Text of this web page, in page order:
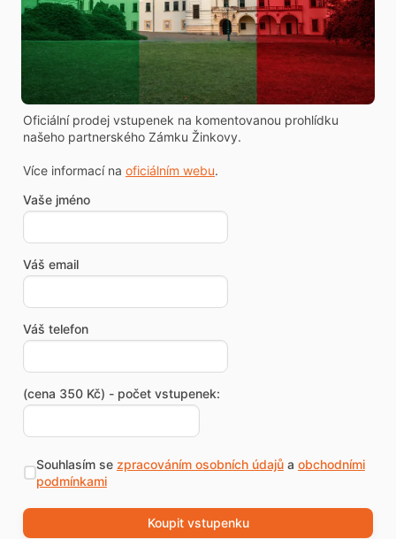
Oficiální prodej vstupenek na komentovanou prohlídku
našeho partnerského Zámku Žinkovy.
Více informací na oficiálním webu.
Vaše jméno
Váš email
Váš telefon
(cena 350 Kč) - počet vstupenek:
Souhlasím se zpracováním osobních údajůa obchodními
podmínkami
Koupit vstupenku